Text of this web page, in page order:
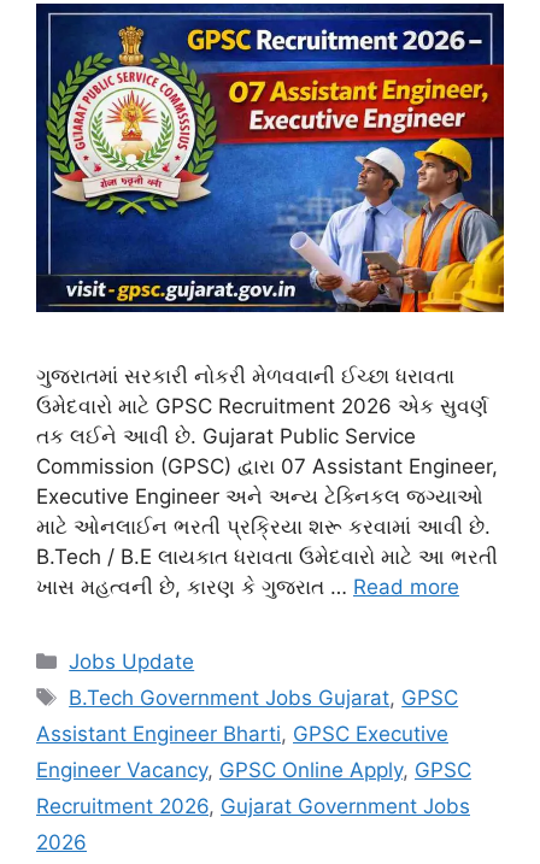
ગુજરાતમાં સરકારી નોકરી મેળવવાની ઈચ્છા ધરાવતા
ઉમેદવારો માટે GPSC Recruitment 2026 એક સુવર્ણ
તક લઈને આવી છે. Gujarat Public Service
Commission (GPSC) દ્વારા 07 Assistant Engineer,
Executive Engineer અને અન્ય ટેક્નિકલ જગ્યાઓ
માટે ઓનલાઈન ભરતી પ્રક્રિયા શરૂ કરવામાં આવી છે.
B.Tech / B.E લાયકાત ધરાવતા ઉમેદવારો માટે આ ભરતી
ખાસ મહત્વની છે, કારણ કે ગુજરાત … Read more
Categories
Jobs Update
Tags
B.Tech Government Jobs Gujarat, GPSC
Assistant Engineer Bharti, GPSC Executive
Engineer Vacancy, GPSC Online Apply, GPSC
Recruitment 2026, Gujarat Government Jobs
2026